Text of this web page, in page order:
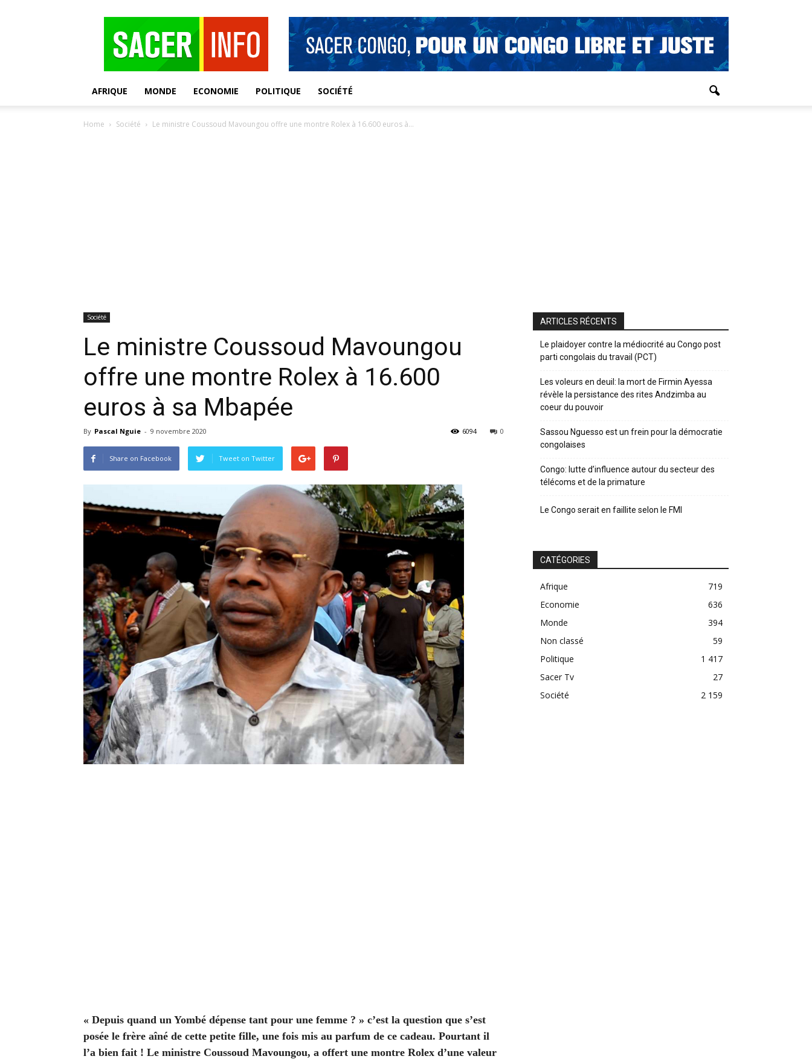
AFRIQUE MONDE ECONOMIE POLITIQUE SOCIÉTÉ
Home Société Le ministre Coussoud Mavoungou offre une montre Rolex à 16.600 euros à...
Société
Le ministre Coussoud Mavoungou
offre une montre Rolex à 16.600
euros à sa Mbapée
By Pascal Nguie - 9 novembre 2020 0
6094
Share on Facebook Tweet on Twitter
« Depuis quand un Yombé dépense tant pour une femme ? » c’est la question que s’est
posée le frère aîné de cette petite fille, une fois mis au parfum de ce cadeau. Pourtant il
l’a bien fait ! Le ministre Coussoud Mavoungou, a offert une montre Rolex d’une valeur
ARTICLES RÉCENTS
Le plaidoyer contre la médiocrité au Congo post
parti congolais du travail (PCT)
Les voleurs en deuil: la mort de Firmin Ayessa
révèle la persistance des rites Andzimba au
coeur du pouvoir
Sassou Nguesso est un frein pour la démocratie
congolaises
Congo: lutte d’influence autour du secteur des
télécoms et de la primature
Le Congo serait en faillite selon le FMI
CATÉGORIES
Afrique
719
Economie
636
Monde
394
Non classé
59
Politique
1 417
Sacer Tv
27
Société
2 159